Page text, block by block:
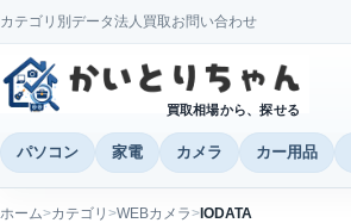
カテゴリ別データ法人買取お問い合わせ
買取相場から、探せる
パソコン 家電 カメラ カー用品
ホーム カテゴリ WEBカメラ IODATA